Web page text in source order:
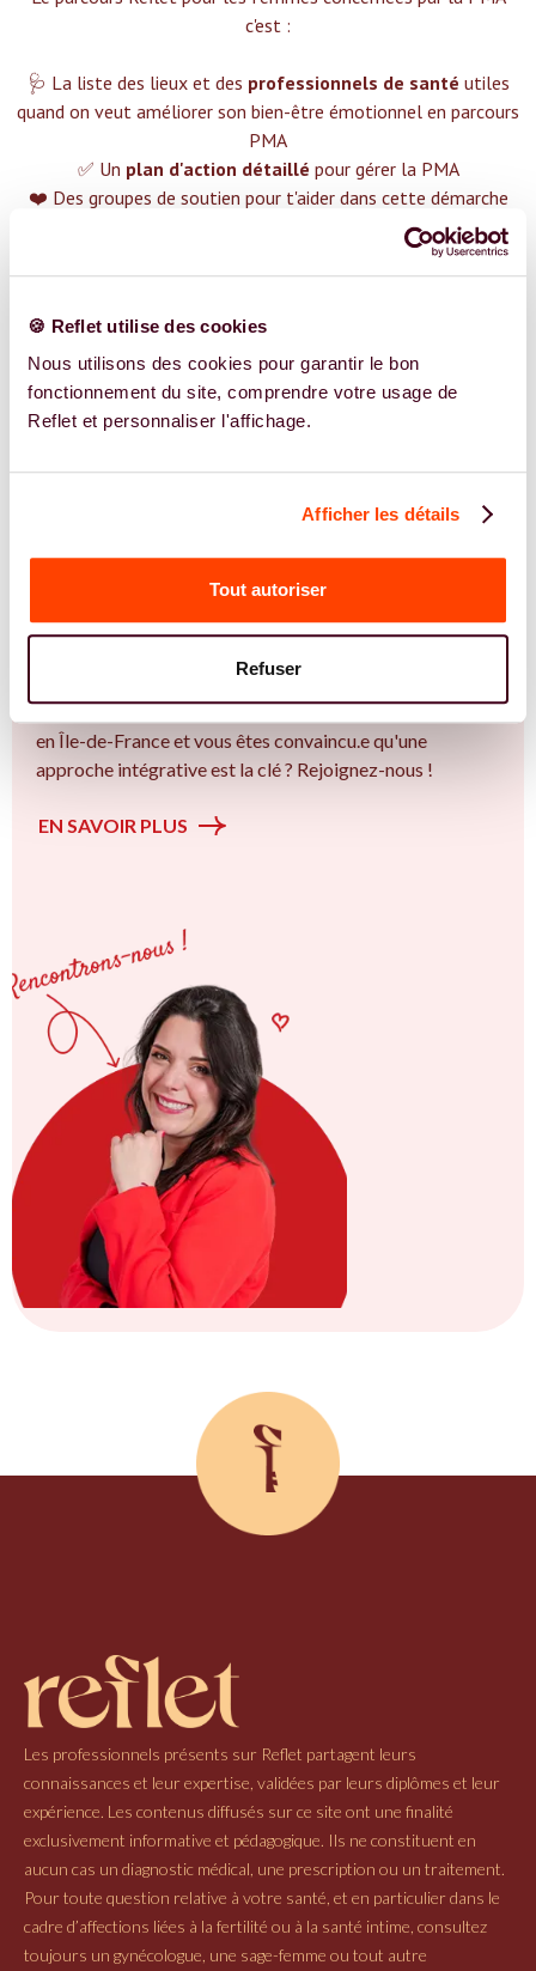
🍪 Reflet utilise des cookies
Nous utilisons des cookies pour garantir le bon
fonctionnement du site, comprendre votre usage de
Reflet et personnaliser l'affichage.
Afficher les détails
Tout autoriser
Refuser
c'est :‍
🩺 La liste des lieux et des professionnels de santé utiles
quand on veut améliorer son bien-être émotionnel en parcours
PMA
✅ Un plan d'action détaillé pour gérer la PMA
❤️ Des groupes de soutien pour t'aider dans cette démarche
😉 Du contenu avec tout ce que tu dois savoir surla PMA
TROUVER UN SPÉCIALISTE
Plus de 400 femmes déjà accompagnées !
Vous êtes Diététicienne expert.e.s en PMA ?
Vous êtes Diététicienne spécialiste dans dans
l'accompagnement des femmes et des couples sur la
Insémination, FIV, don de gamètes : comprendre les
options pour avancer sereinement. Vous êtes à Antony ou
en Île-de-France et vous êtes convaincu.e qu'une
approche intégrative est la clé ? Rejoignez-nous !
EN SAVOIR PLUS
Les professionnels présents sur Reflet partagent leurs
connaissances et leur expertise, validées par leurs diplômes et leur
expérience. Les contenus diffusés sur ce site ont une finalité
exclusivement informative et pédagogique. Ils ne constituent en
aucun cas un diagnostic médical, une prescription ou un traitement.
Pour toute question relative à votre santé, et en particulier dans le
cadre d’affections liées à la fertilité ou à la santé intime, consultez
toujours un gynécologue, une sage-femme ou tout autre